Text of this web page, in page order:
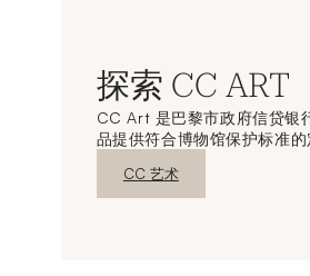
探索 CC ART
CC Art 是巴黎市政府信贷银
品提供符合博物馆保护标准的
新窗口发现
CC 艺术